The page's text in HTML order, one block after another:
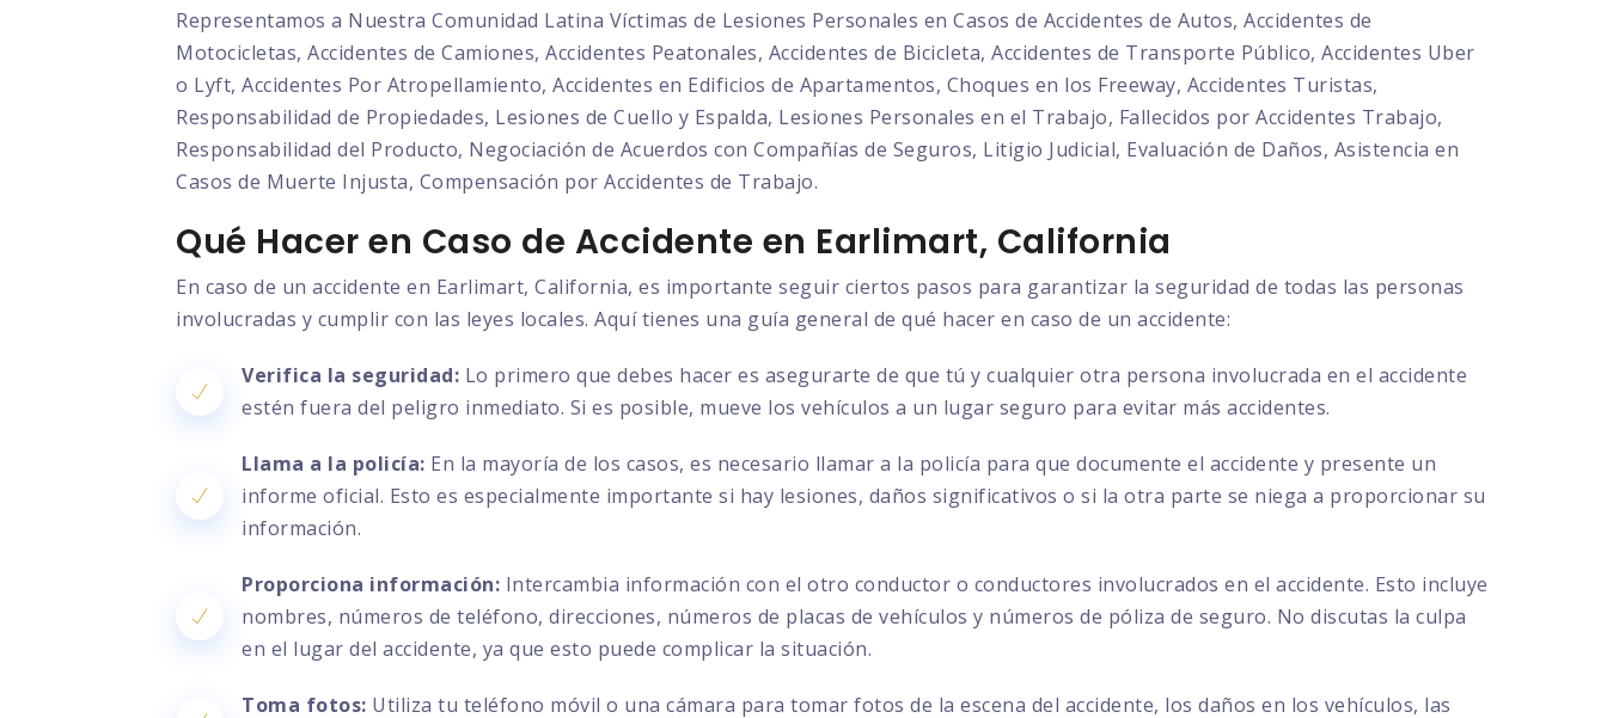
Representamos a Nuestra Comunidad Latina Víctimas de Lesiones Personales en Casos de Accidentes de Autos, Accidentes de
Motocicletas, Accidentes de Camiones, Accidentes Peatonales, Accidentes de Bicicleta, Accidentes de Transporte Público, Accidentes Uber
o Lyft, Accidentes Por Atropellamiento, Accidentes en Edificios de Apartamentos, Choques en los Freeway, Accidentes Turistas,
Responsabilidad de Propiedades, Lesiones de Cuello y Espalda, Lesiones Personales en el Trabajo, Fallecidos por Accidentes Trabajo,
Responsabilidad del Producto, Negociación de Acuerdos con Compañías de Seguros, Litigio Judicial, Evaluación de Daños, Asistencia en
Casos de Muerte Injusta, Compensación por Accidentes de Trabajo.
Qué Hacer en Caso de Accidente en Earlimart, California
En caso de un accidente en Earlimart, California, es importante seguir ciertos pasos para garantizar la seguridad de todas las personas
involucradas y cumplir con las leyes locales. Aquí tienes una guía general de qué hacer en caso de un accidente:
Verifica la seguridad: Lo primero que debes hacer es asegurarte de que tú y cualquier otra persona involucrada en el accidente
estén fuera del peligro inmediato. Si es posible, mueve los vehículos a un lugar seguro para evitar más accidentes.
Llama a la policía: En la mayoría de los casos, es necesario llamar a la policía para que documente el accidente y presente un
informe oficial. Esto es especialmente importante si hay lesiones, daños significativos o si la otra parte se niega a proporcionar su
información.
Proporciona información: Intercambia información con el otro conductor o conductores involucrados en el accidente. Esto incluye
nombres, números de teléfono, direcciones, números de placas de vehículos y números de póliza de seguro. No discutas la culpa
en el lugar del accidente, ya que esto puede complicar la situación.
Toma fotos: Utiliza tu teléfono móvil o una cámara para tomar fotos de la escena del accidente, los daños en los vehículos, las